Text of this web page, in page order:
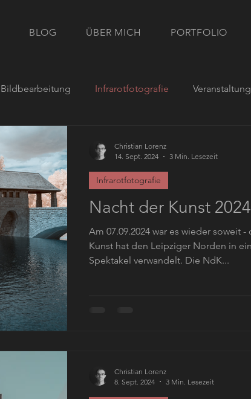
BLOG ÜBER MICH PORTFOLIO
Bildbearbeitung Infrarotfotografie
Nacht der Kunst 2024
Am 07.09.2024 war es wieder soweit
Kunst hat den Leipziger Norden in
Spektakel verwandelt. Die NdK...
Infrarotfotografie
Christian Lorenz
14. Sept. 2024
3 Min. Lesezeit
Christian Lorenz
8. Sept. 2024
3 Min. Lesezeit